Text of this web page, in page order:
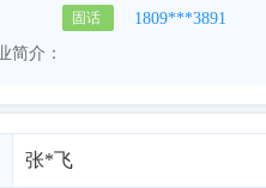
固话
1809***3891
简介：
张*飞